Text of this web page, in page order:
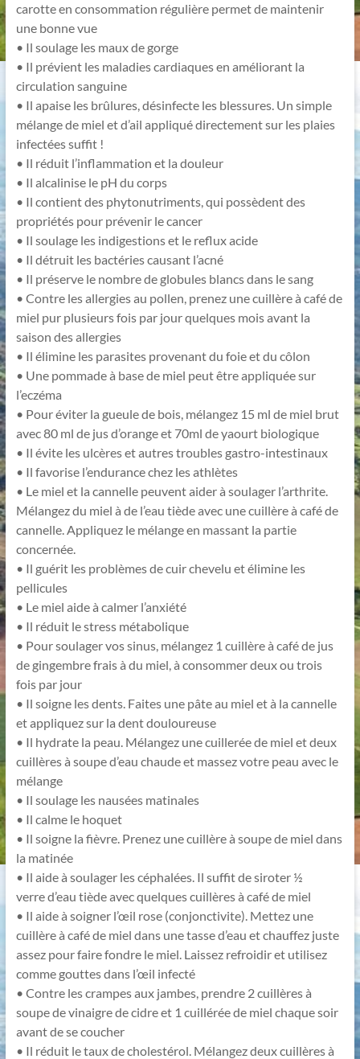
carotte en consommation régulière permet de maintenir
une bonne vue
• Il soulage les maux de gorge
• Il prévient les maladies cardiaques en améliorant la
circulation sanguine
• Il apaise les brûlures, désinfecte les blessures. Un simple
mélange de miel et d’ail appliqué directement sur les plaies
infectées suffit !
• Il réduit l’inflammation et la douleur
• Il alcalinise le pH du corps
• Il contient des phytonutriments, qui possèdent des
propriétés pour prévenir le cancer
• Il soulage les indigestions et le reflux acide
• Il détruit les bactéries causant l’acné
• Il préserve le nombre de globules blancs dans le sang
• Contre les allergies au pollen, prenez une cuillère à café de
miel pur plusieurs fois par jour quelques mois avant la
saison des allergies
• Il élimine les parasites provenant du foie et du côlon
• Une pommade à base de miel peut être appliquée sur
l’eczéma
• Pour éviter la gueule de bois, mélangez 15 ml de miel brut
avec 80 ml de jus d’orange et 70ml de yaourt biologique
• Il évite les ulcères et autres troubles gastro-intestinaux
• Il favorise l’endurance chez les athlètes
• Le miel et la cannelle peuvent aider à soulager l’arthrite.
Mélangez du miel à de l’eau tiède avec une cuillère à café de
cannelle. Appliquez le mélange en massant la partie
concernée.
• Il guérit les problèmes de cuir chevelu et élimine les
pellicules
• Le miel aide à calmer l’anxiété
• Il réduit le stress métabolique
• Pour soulager vos sinus, mélangez 1 cuillère à café de jus
de gingembre frais à du miel, à consommer deux ou trois
fois par jour
• Il soigne les dents. Faites une pâte au miel et à la cannelle
et appliquez sur la dent douloureuse
• Il hydrate la peau. Mélangez une cuillerée de miel et deux
cuillères à soupe d’eau chaude et massez votre peau avec le
mélange
• Il soulage les nausées matinales
• Il calme le hoquet
• Il soigne la fièvre. Prenez une cuillère à soupe de miel dans
la matinée
• Il aide à soulager les céphalées. Il suffit de siroter ½
verre d’eau tiède avec quelques cuillères à café de miel
• Il aide à soigner l’œil rose (conjonctivite). Mettez une
cuillère à café de miel dans une tasse d’eau et chauffez juste
assez pour faire fondre le miel. Laissez refroidir et utilisez
comme gouttes dans l’œil infecté
• Contre les crampes aux jambes, prendre 2 cuillères à
soupe de vinaigre de cidre et 1 cuillérée de miel chaque soir
avant de se coucher
• Il réduit le taux de cholestérol. Mélangez deux cuillères à